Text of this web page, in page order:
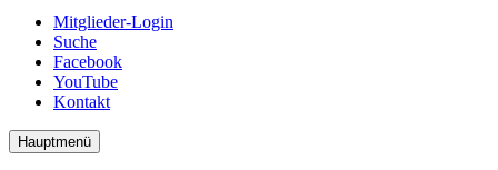
Mitglieder-Login
Suche
Facebook
YouTube
Kontakt
Hauptmenü